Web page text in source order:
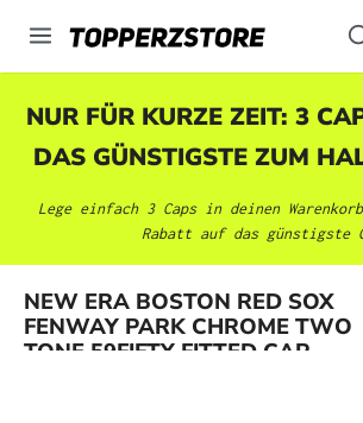
springen
NUR FÜR KURZE ZEIT: 3
DAS GÜNSTIGSTE ZUM
Lege einfach 3 Caps in deinen
Rabatt auf das günstigste
NEW ERA BOSTON RED SOX
FENWAY PARK CHROME TWO
TONE 59FIFTY FITTED CAP
Bildergalerie überspringen